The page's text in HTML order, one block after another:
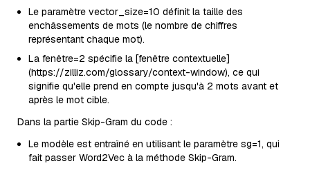
Le paramètre vector_size=10 définit la taille des
enchâssements de mots (le nombre de chiffres
représentant chaque mot).
La fenêtre=2 spécifie la [fenêtre contextuelle]
(https://zilliz.com/glossary/context-window), ce qui
signifie qu'elle prend en compte jusqu'à 2 mots avant et
après le mot cible.
Dans la partie Skip-Gram du code :
Le modèle est entraîné en utilisant le paramètre sg=1, qui
fait passer Word2Vec à la méthode Skip-Gram.